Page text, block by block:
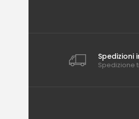
Spedizioni
Spedizione